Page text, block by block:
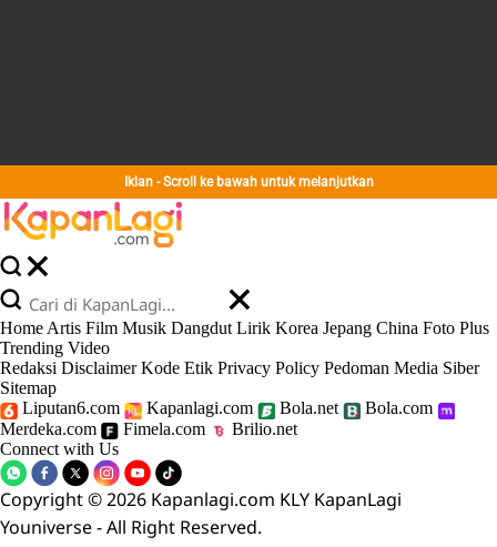
Iklan - Scroll ke bawah untuk melanjutkan
Home Artis Film Musik Dangdut Lirik Korea Jepang China Foto Plus
Trending Video
Redaksi Disclaimer Kode Etik Privacy Policy Pedoman Media Siber
Sitemap
Liputan6.com
Kapanlagi.com Bola.net
Bola.com
Merdeka.com
Fimela.com
Brilio.net
Connect with Us
Copyright © 2026 Kapanlagi.com KLY KapanLagi
Youniverse - All Right Reserved.